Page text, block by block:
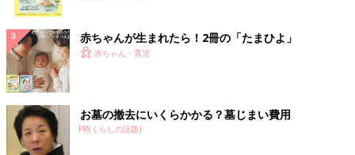
小さいお子さんは、ネイティブにこだわらず授業が楽しいかどう
ん。まして、嫌いになられたら本末転倒です。
「教室に何を求めるのか。英語に慣れることか？ 外国人に慣れ
ることか？ 日本人講師なら発音はどうか？ そして、外国人講
師なら日本語力はどうか？ 子どもが講師に日本語で話しかけた
ときに、同じ内容を英語で繰り返してくれるのが理想だと思って
います。外国人講師に習いましたが、子どもの質問を理解してい
赤ちゃんが生まれたら！2冊の「たまひよ」
赤ちゃん・育児
お墓の撤去にいくらかかる？墓じまい費用
PR(くらしの話題)